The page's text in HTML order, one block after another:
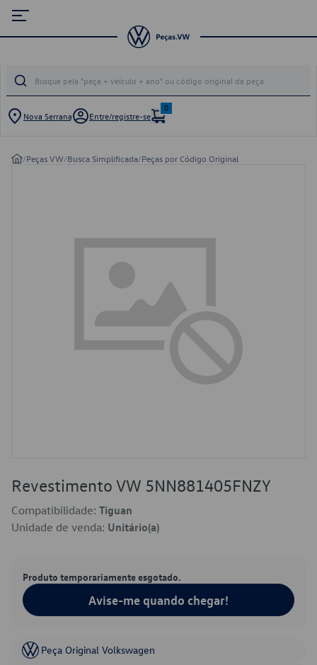
Nova Serrana Entre/registre-se
0
/Peças VW/Busca Simplificada/Peças por Código Original
Revestimento VW 5NN881405FNZY
Compatibilidade: Tiguan
Unidade de venda: Unitário(a)
Produto temporariamente esgotado.
Avise-me quando chegar!
Peça Original Volkswagen